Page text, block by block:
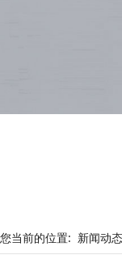
您当前的位置: 新闻动态